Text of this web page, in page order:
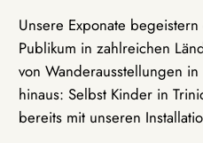
Unsere Exponate
Publikum in zahlreichen
von Wanderausstellungen
hinaus: Selbst Kinder in
bereits mit unseren